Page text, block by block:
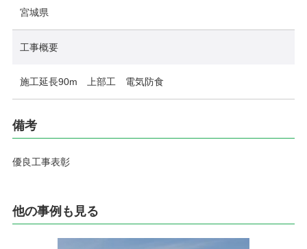
宮城県
工事概要
施工延長90m 上部工 電気防食
備考
優良工事表彰
他の事例も見る